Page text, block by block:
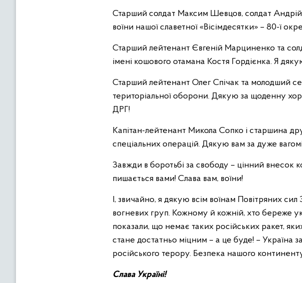
Старший солдат Максим Шевцов, солдат
воїни нашої славетної «Вісімдесятки» – 80-ї
Старший лейтенант Євгеній Марциненко та
імені кошового отамана Костя Гордієнка. Я
Старший лейтенант Олег Спічак та молодший
територіальної оборони. Дякую за щоденну
ДРГ!
Капітан-лейтенант Микола Сопко і старшина
спеціальних операцій. Дякую вам за дуже
Завжди в боротьбі за свободу – цінний внесок
пишається вами! Слава вам, воїни!
І, звичайно, я дякую всім воїнам Повітряних
вогневих груп. Кожному й кожній, хто береже
показали, що немає таких російських ракет,
стане достатньо міцним – а це буде! – Україна
російського терору. Безпека нашого
Слава Україні!